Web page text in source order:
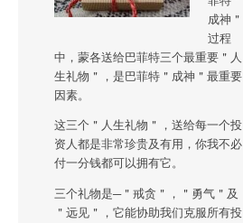
成神＂
过程
中，蒙各送给巴菲特三个最重要＂人
生礼物＂，是巴菲特＂成神＂最重要
因素。
这三个＂人生礼物＂，送给每一个投
资人都是非常珍贵及有用，你我不必
付一分钱都可以拥有它。
三个礼物是─＂戒贪＂，＂勇气＂及
＂远见＂，它能协助我们克服所有投